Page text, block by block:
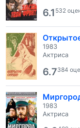
6.1 532
1983
Актриса
6.7384
1983
Актриса